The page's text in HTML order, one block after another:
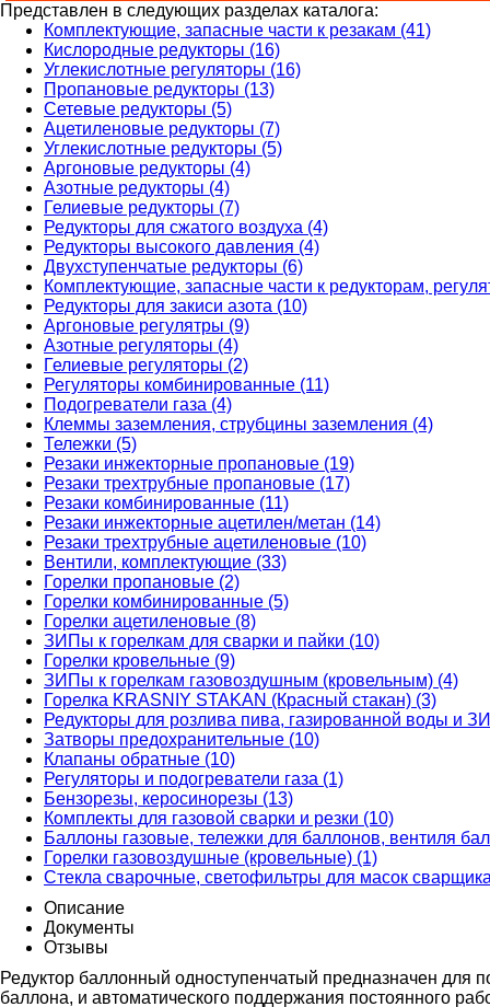
Представлен в следующих разделах каталога:
Комплектующие, запасные части к резакам (41)
Кислородные редукторы (16)
Углекислотные регуляторы (16)
Пропановые редукторы (13)
Сетевые редукторы (5)
Ацетиленовые редукторы (7)
Углекислотные редукторы (5)
Аргоновые редукторы (4)
Азотные редукторы (4)
Гелиевые редукторы (7)
Редукторы для сжатого воздуха (4)
Редукторы высокого давления (4)
Двухступенчатые редукторы (6)
Комплектующие, запасные части к редукторам,
Редукторы для закиси азота (10)
Аргоновые регулятры (9)
Азотные регуляторы (4)
Гелиевые регуляторы (2)
Регуляторы комбинированные (11)
Подогреватели газа (4)
Клеммы заземления, струбцины заземления (4)
Тележки (5)
Резаки инжекторные пропановые (19)
Резаки трехтрубные пропановые (17)
Резаки комбинированные (11)
Резаки инжекторные ацетилен/метан (14)
Резаки трехтрубные ацетиленовые (10)
Вентили, комплектующие (33)
Горелки пропановые (2)
Горелки комбинированные (5)
Горелки ацетиленовые (8)
ЗИПы к горелкам для сварки и пайки (10)
Горелки кровельные (9)
ЗИПы к горелкам газовоздушным (кровельным) (4)
Горелка KRASNIY STAKAN (Красный стакан) (3)
Редукторы для розлива пива, газированной воды и
Затворы предохранительные (10)
Клапаны обратные (10)
Регуляторы и подогреватели газа (1)
Бензорезы, керосинорезы (13)
Комплекты для газовой сварки и резки (10)
Баллоны газовые, тележки для баллонов, вентиля
Горелки газовоздушные (кровельные) (1)
Стекла сварочные, светофильтры для масок
Описание
Документы
Отзывы
Редуктор баллонный одноступенчатый предназначен для
баллона, и автоматического поддержания постоянного